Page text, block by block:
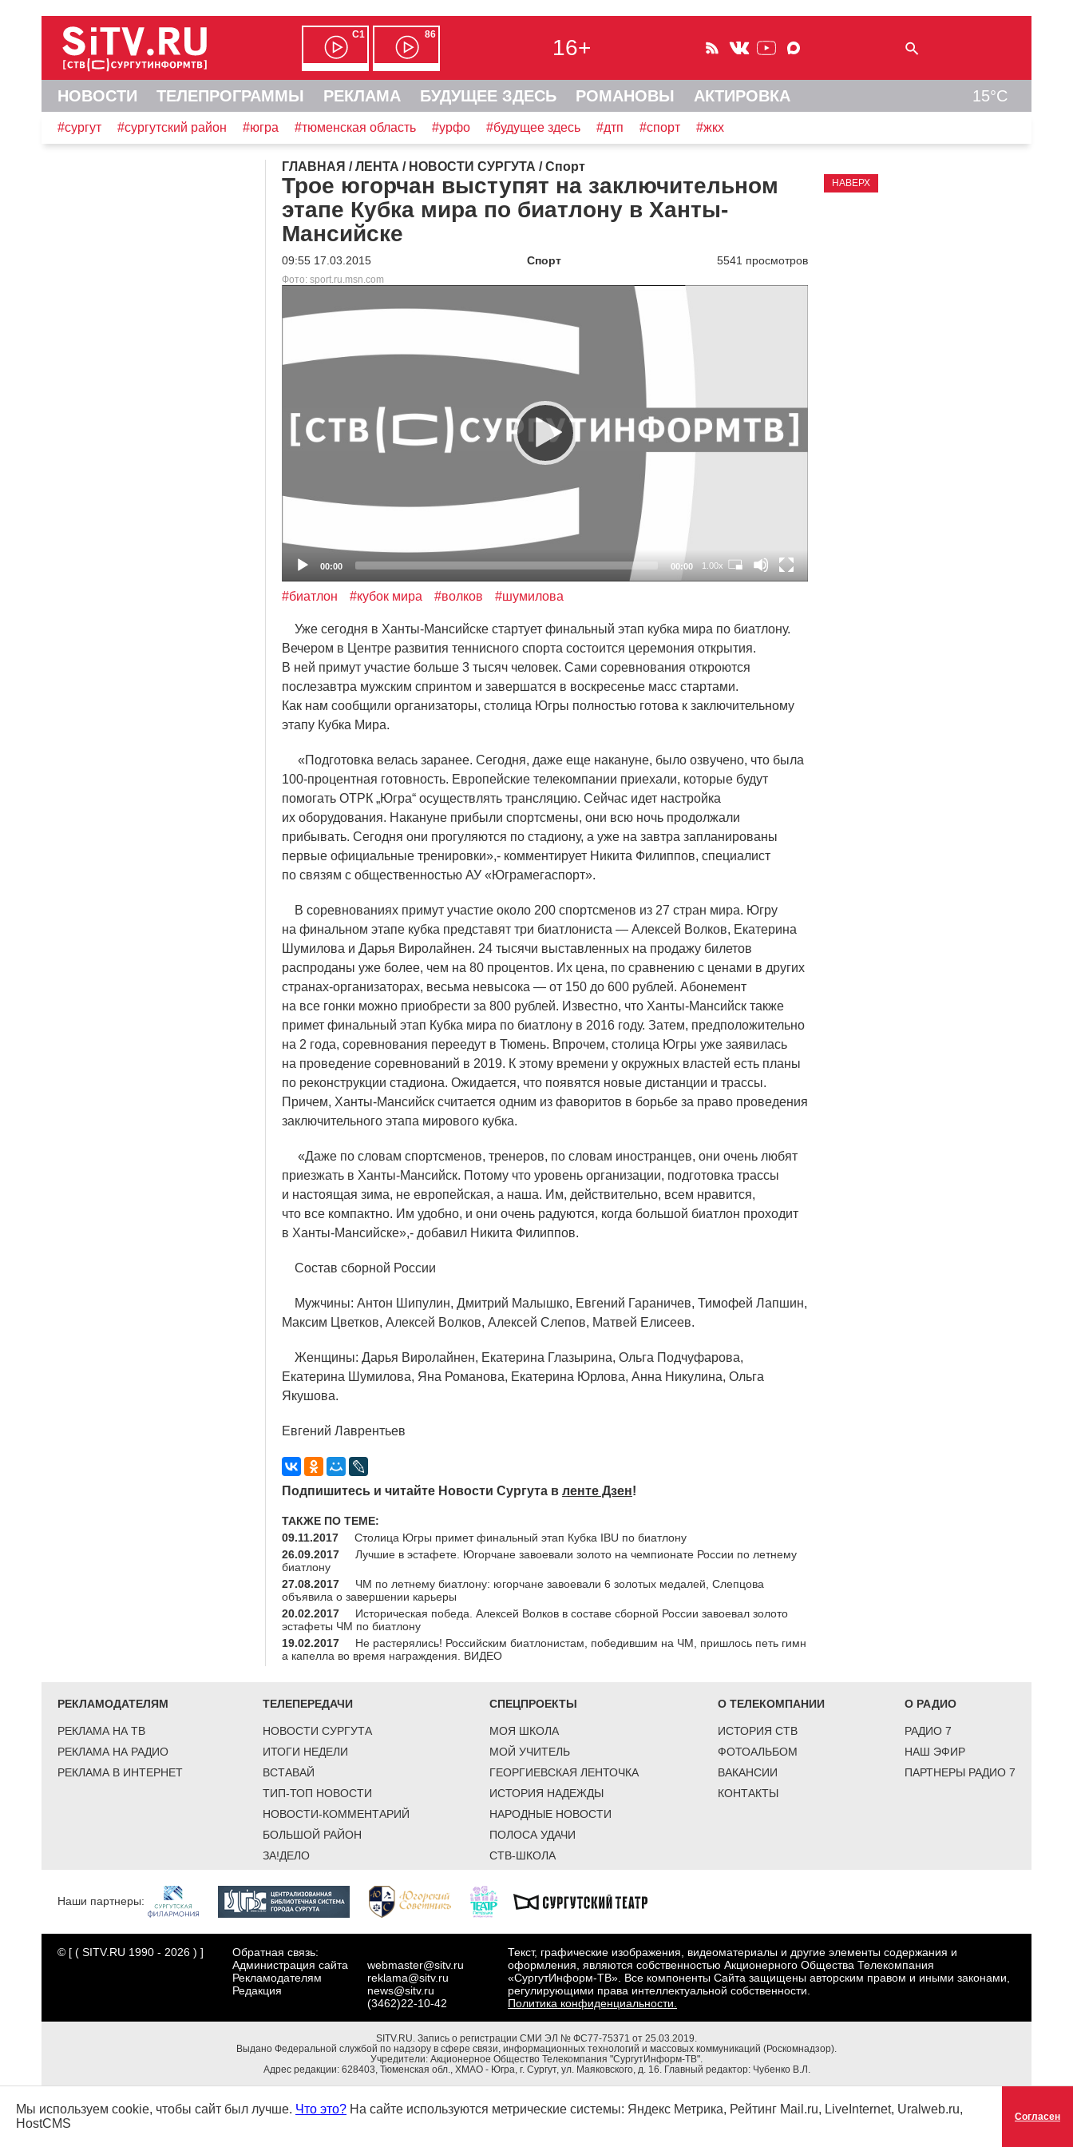
С1 86
16+
НОВОСТИ ТЕЛЕПРОГРАММЫ РЕКЛАМА БУДУЩЕЕ ЗДЕСЬ РОМАНОВЫ АКТИРОВКА 15°C
#сургут #сургутский район #югра #тюменская область #урфо #будущее здесь #дтп #спорт #жкх
ГЛАВНАЯ /ЛЕНТА / НОВОСТИ СУРГУТА /Спорт
Трое югорчан выступят на заключительном
этапе Кубка мира по биатлону в Ханты-
Мансийске
09:55 17.03.2015 Спорт 5541 просмотров
Фото: sport.ru.msn.com
00:00 00:00 1.00x
#биатлон #кубок мира #волков #шумилова
Уже сегодня в Ханты-Мансийске стартует финальный этап кубка мира по биатлону.
Вечером в Центре развития теннисного спорта состоится церемония открытия.
В ней примут участие больше 3 тысяч человек. Сами соревнования откроются
послезавтра мужским спринтом и завершатся в воскресенье масс стартами.
Как нам сообщили организаторы, столица Югры полностью готова к заключительному
этапу Кубка Мира.
«Подготовка велась заранее. Сегодня, даже еще накануне, было озвучено, что была
100-процентная готовность. Европейские телекомпании приехали, которые будут
помогать ОТРК „Югра“ осуществлять трансляцию. Сейчас идет настройка
их оборудования. Накануне прибыли спортсмены, они всю ночь продолжали
прибывать. Сегодня они прогуляются по стадиону, а уже на завтра запланированы
первые официальные тренировки»,- комментирует Никита Филиппов, специалист
по связям с общественностью АУ «Юграмегаспорт».
В соревнованиях примут участие около 200 спортсменов из 27 стран мира. Югру
на финальном этапе кубка представят три биатлониста — Алексей Волков, Екатерина
Шумилова и Дарья Виролайнен. 24 тысячи выставленных на продажу билетов
распроданы уже более, чем на 80 процентов. Их цена, по сравнению с ценами в других
странах-организаторах, весьма невысока — от 150 до 600 рублей. Абонемент
на все гонки можно приобрести за 800 рублей. Известно, что Ханты-Мансийск также
примет финальный этап Кубка мира по биатлону в 2016 году. Затем, предположительно
на 2 года, соревнования переедут в Тюмень. Впрочем, столица Югры уже заявилась
на проведение соревнований в 2019. К этому времени у окружных властей есть планы
по реконструкции стадиона. Ожидается, что появятся новые дистанции и трассы.
Причем, Ханты-Мансийск считается одним из фаворитов в борьбе за право проведения
заключительного этапа мирового кубка.
«Даже по словам спортсменов, тренеров, по словам иностранцев, они очень любят
приезжать в Ханты-Мансийск. Потому что уровень организации, подготовка трассы
и настоящая зима, не европейская, а наша. Им, действительно, всем нравится,
что все компактно. Им удобно, и они очень радуются, когда большой биатлон проходит
в Ханты-Мансийске»,- добавил Никита Филиппов.
Состав сборной России
Мужчины: Антон Шипулин, Дмитрий Малышко, Евгений Гараничев, Тимофей Лапшин,
Максим Цветков, Алексей Волков, Алексей Слепов, Матвей Елисеев.
Женщины: Дарья Виролайнен, Екатерина Глазырина, Ольга Подчуфарова,
Екатерина Шумилова, Яна Романова, Екатерина Юрлова, Анна Никулина, Ольга
Якушова.
Евгений Лаврентьев
Подпишитесь и читайте Новости Сургута в ленте Дзен!
ТАКЖЕ ПО ТЕМЕ:
09.11.2017
Столица Югры примет финальный этап Кубка IBU по биатлону
26.09.2017
Лучшие в эстафете. Югорчане завоевали золото на чемпионате России по летнему
биатлону
27.08.2017
ЧМ по летнему биатлону: югорчане завоевали 6 золотых медалей, Слепцова
объявила о завершении карьеры
20.02.2017
Историческая победа. Алексей Волков в составе сборной России завоевал золото
эстафеты ЧМ по биатлону
19.02.2017
Не растерялись! Российским биатлонистам, победившим на ЧМ, пришлось петь гимн
а капелла во время награждения. ВИДЕО
НАВЕРХ
РЕКЛАМОДАТЕЛЯМ
РЕКЛАМА НА ТВ
РЕКЛАМА НА РАДИО
РЕКЛАМА В ИНТЕРНЕТ
ТЕЛЕПЕРЕДАЧИ
НОВОСТИ СУРГУТА
ИТОГИ НЕДЕЛИ
ВСТАВАЙ
ТИП-ТОП НОВОСТИ
НОВОСТИ-КОММЕНТАРИЙ
БОЛЬШОЙ РАЙОН
ЗА!ДЕЛО
СПЕЦПРОЕКТЫ
МОЯ ШКОЛА
МОЙ УЧИТЕЛЬ
ГЕОРГИЕВСКАЯ ЛЕНТОЧКА
ИСТОРИЯ НАДЕЖДЫ
НАРОДНЫЕ НОВОСТИ
ПОЛОСА УДАЧИ
СТВ-ШКОЛА
О ТЕЛЕКОМПАНИИ
ИСТОРИЯ СТВ
ФОТОАЛЬБОМ
ВАКАНСИИ
КОНТАКТЫ
О РАДИО
РАДИО 7
НАШ ЭФИР
ПАРТНЕРЫ РАДИО 7
Наши партнеры:
© [ ( SITV.RU 1990 - 2026 ) ]
Обратная связь:
Администрация сайта
Рекламодателям
Редакция
webmaster@sitv.ru
reklama@sitv.ru
news@sitv.ru
(3462)22-10-42
Текст, графические изображения, видеоматериалы и другие элементы содержания и
оформления, являются собственностью Акционерного Общества Телекомпания
«СургутИнформ-ТВ». Все компоненты Сайта защищены авторским правом и иными законами,
регулирующими права интеллектуальной собственности.
Политика конфиденциальности.
SITV.RU. Запись о регистрации СМИ ЭЛ № ФС77-75371 от 25.03.2019.
Выдано Федеральной службой по надзору в сфере связи, информационных технологий и массовых коммуникаций (Роскомнадзор).
Учредители: Акционерное Общество Телекомпания "СургутИнформ-ТВ".
Адрес редакции: 628403, Тюменская обл., ХМАО - Югра, г. Сургут, ул. Маяковского, д. 16. Главный редактор: Чубенко В.Л.
Мы используем cookie, чтобы сайт был лучше. Что это? На сайте используются метрические системы: Яндекс Метрика, Рейтинг Mail.ru, LiveInternet, Uralweb.ru,
HostCMS
Согласен